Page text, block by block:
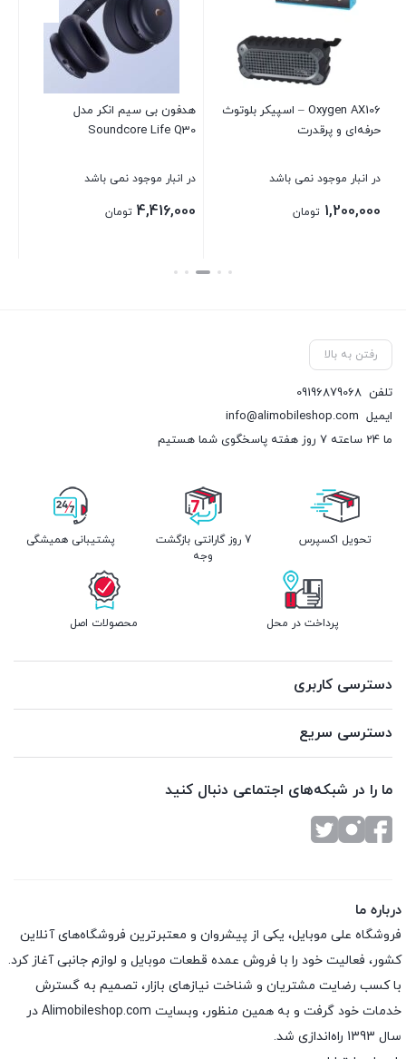
Oxygen AX106 – اسپیکر بلوتوث
حرفه‌ای و پرقدرت
در انبار موجود نمی باشد
1,200,000 تومان
هدفون بی سیم انکر مدل
Soundcore Life Q30
در انبار موجود نمی باشد
4,416,000 تومان
بستن
رفتن به بالا
تلفن 09196879068
ایمیل info@alimobileshop.com
ما 24 ساعته 7 روز هفته پاسخگوی شما هستیم
تحویل اکسپرس
7 روز گارانتی بازگشت
وجه
پشتیبانی همیشگی
پرداخت در محل محصولات اصل
دسترسی کاربری
دسترسی سریع
ما را در شبکه‌های اجتماعی دنبال کنید
درباره ما
فروشگاه علی موبایل، یکی از پیشروان و معتبرترین فروشگاه‌های آنلاین
کشور، فعالیت خود را با فروش عمده قطعات موبایل و لوازم جانبی آغاز کرد.
با کسب رضایت مشتریان و شناخت نیازهای بازار، تصمیم به گسترش
خدمات خود گرفت و به همین منظور، وبسایت Alimobileshop.com در
سال 1393 راه‌اندازی شد.